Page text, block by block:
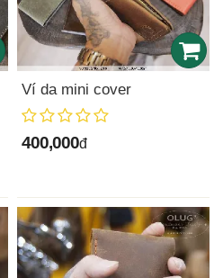
Ví da mini cover
400,000đ